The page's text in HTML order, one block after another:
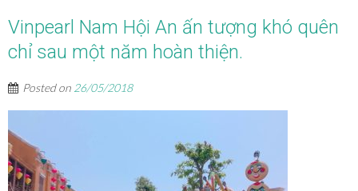
Vinpearl Nam Hội An ấn tượng khó quên
chỉ sau một năm hoàn thiện.
Posted on 26/05/2018